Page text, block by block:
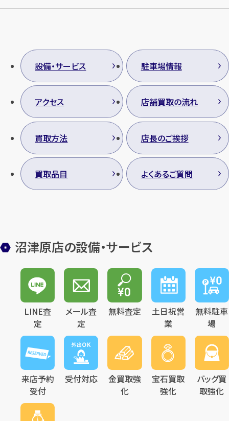
設備・サービス 駐車場情報
アクセス 店舗買取の流れ
買取方法 店長のご挨拶
買取品目 よくあるご質問
沼津原店の設備・サービス
LINE査
定
メール査
定
無料査定
土日祝営
業
無料駐車
場
来店予約
受付
受付対応
金買取強
化
宝石買取
強化
バッグ買
取強化